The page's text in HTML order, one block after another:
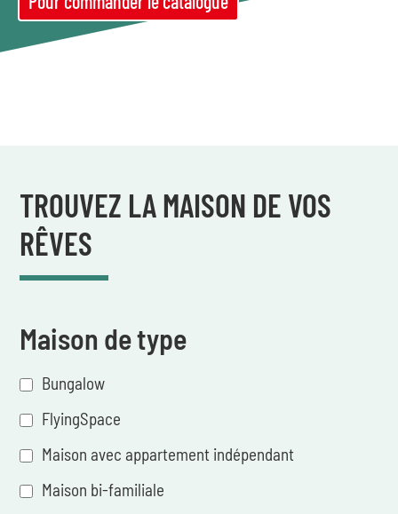
TROUVEZ LA MAISON DE VOS
RÊVES
Maison de type
Bungalow
FlyingSpace
Maison avec appartement indépendant
Maison bi-familiale